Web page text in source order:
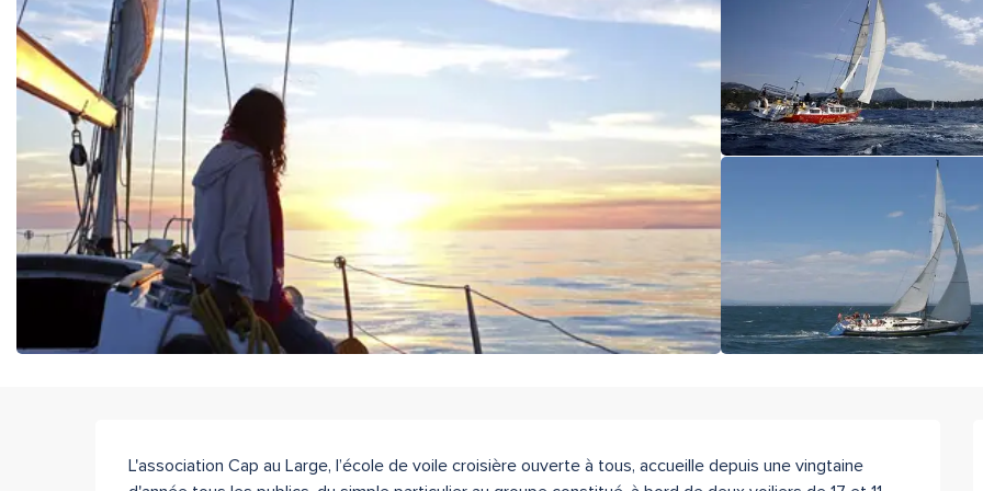
Description
L'association Cap au Large, l’école de voile croisière ouverte à tous, accueille depuis une vingtaine